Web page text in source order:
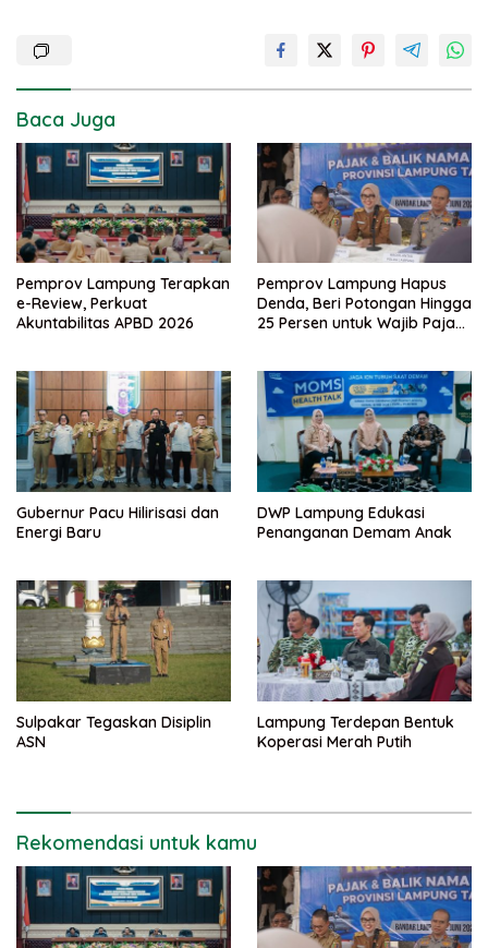
Baca Juga
Pemprov Lampung Terapkan
e-Review, Perkuat
Akuntabilitas APBD 2026
Pemprov Lampung Hapus
Denda, Beri Potongan Hingga
25 Persen untuk Wajib Pajak
Gubernur Pacu Hilirisasi dan
Energi Baru
DWP Lampung Edukasi
Penanganan Demam Anak
Sulpakar Tegaskan Disiplin
ASN
Lampung Terdepan Bentuk
Koperasi Merah Putih
Rekomendasi untuk kamu